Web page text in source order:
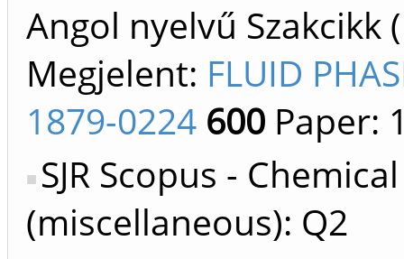
Angol nyelvű
Megjelent: FLUID
1879-0224 600 Paper:
SJR Scopus -
(miscellaneous): Q2